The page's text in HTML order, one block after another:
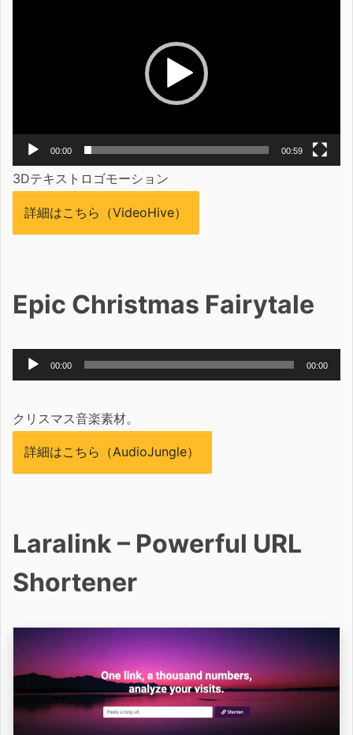
00:00 00:59
3Dテキストロゴモーション
詳細はこちら（VideoHive）
Epic Christmas Fairytale
声
プ
レ
00:00 00:00
クリスマス音楽素材。
詳細はこちら（AudioJungle）
Laralink – Powerful URL
Shortener